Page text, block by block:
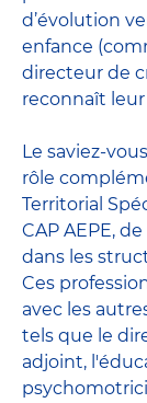
d’évolution
enfance
directeur de
reconnaît
Le saviez-
rôle
Territorial
CAP AEPE,
dans les
Ces
avec les
tels que le
adjoint,